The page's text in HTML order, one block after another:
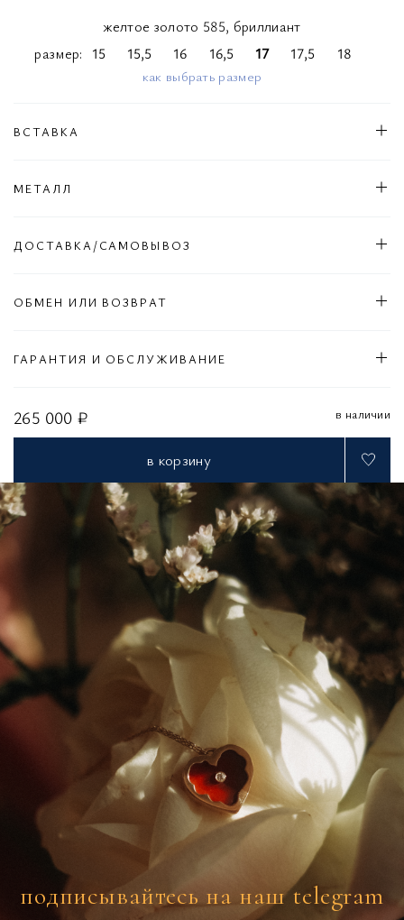
желтое золото 585, бриллиант
размер
15 15,5 16 16,5 17 17,5 18
как выбрать размер
265 000 ₽ в наличии
в корзину
ВСТАВКА
МЕТАЛЛ
ДОСТАВКА/САМОВЫВОЗ
ОБМЕН ИЛИ ВОЗВРАТ
ГАРАНТИЯ И ОБСЛУЖИВАНИЕ
подписывайтесь на наш telegram